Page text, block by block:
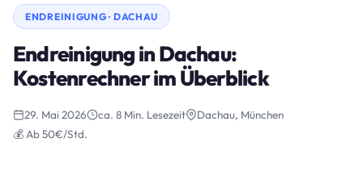
ENDREINIGUNG · DACHAU
Endreinigung in Dachau:
Kostenrechner im Überblick
29. Mai 2026 ca. 8 Min. Lesezeit
Dachau, München
💰 Ab 50€/Std.